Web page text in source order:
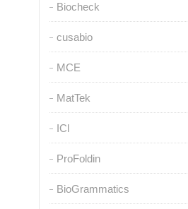
Biocheck
cusabio
MCE
MatTek
ICl
ProFoldin
BioGrammatics